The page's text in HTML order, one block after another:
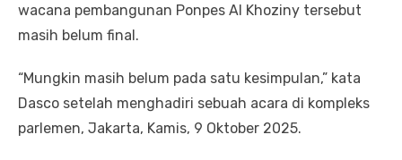
wacana pembangunan Ponpes Al Khoziny tersebut
masih belum final.
“Mungkin masih belum pada satu kesimpulan,” kata
Dasco setelah menghadiri sebuah acara di kompleks
parlemen, Jakarta, Kamis, 9 Oktober 2025.